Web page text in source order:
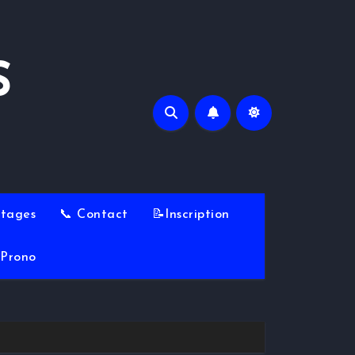
📞 Contact 📝Inscription